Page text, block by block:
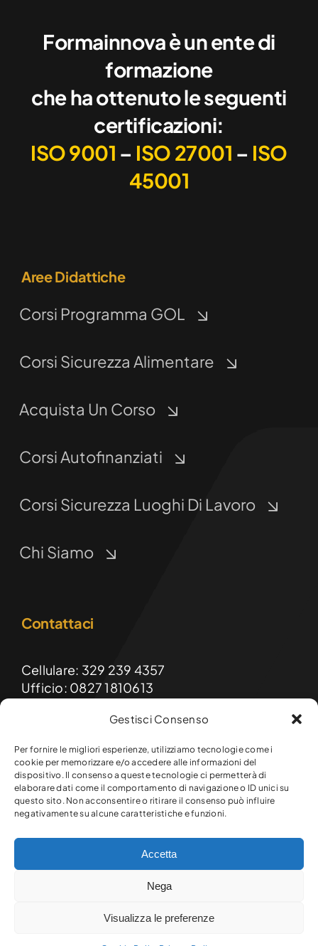
Gestisci Consenso
Per fornire le migliori esperienze, utilizziamo tecnologie come i
cookie per memorizzare e/o accedere alle informazioni del
dispositivo. Il consenso a queste tecnologie ci permetterà di
elaborare dati come il comportamento di navigazione o ID unici su
questo sito. Non acconsentire o ritirare il consenso può influire
negativamente su alcune caratteristiche e funzioni.
Accetta
Nega
Visualizza le preferenze
Formainnova è un ente di
formazione
che ha ottenuto le seguenti
certificazioni:
ISO 9001 – ISO 27001 – ISO
45001
Aree Didattiche
Corsi Programma GOL
Corsi Sicurezza Alimentare
Acquista Un Corso
Corsi Autofinanziati
Corsi Sicurezza Luoghi Di Lavoro
Chi Siamo
Contattaci
Cellulare: 329 239 4357
Ufficio: 0827 1810613
Email: formainnovasrls@gmail.com
FormaInnova srls
Sede legale e operativa:
Via Raffaello, 9 – 83047 Lioni (AV)
© Copyright 2026 Formainnova srls. Tutti i diritti riservati.
P.Iva 03145720649 – R.E.A. AV-301641
JA Solution |Policy Privacy
Richiedi Informazioni